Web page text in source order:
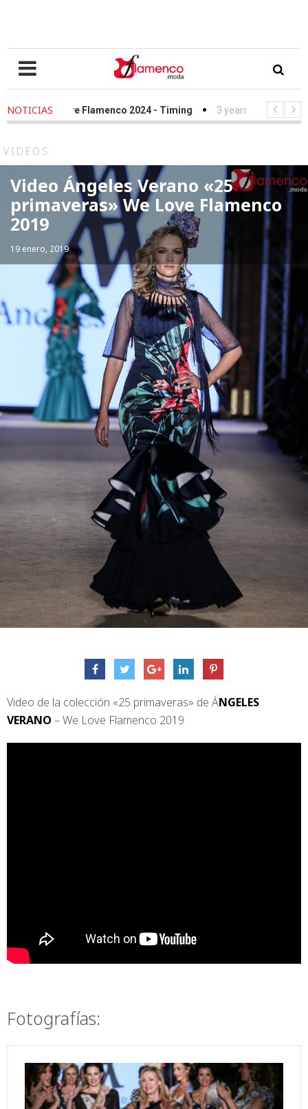
NOTICIAS
- We Love Flamenco 2024 - Timing 3 years ago
Simof
VIDEOS
Video Ángeles Verano «25
primaveras» We Love Flamenco
2019
19 enero, 2019
Video de la colección «25 primaveras» de ÁNGELES
VERANO – We Love Flamenco 2019
Fotografías: